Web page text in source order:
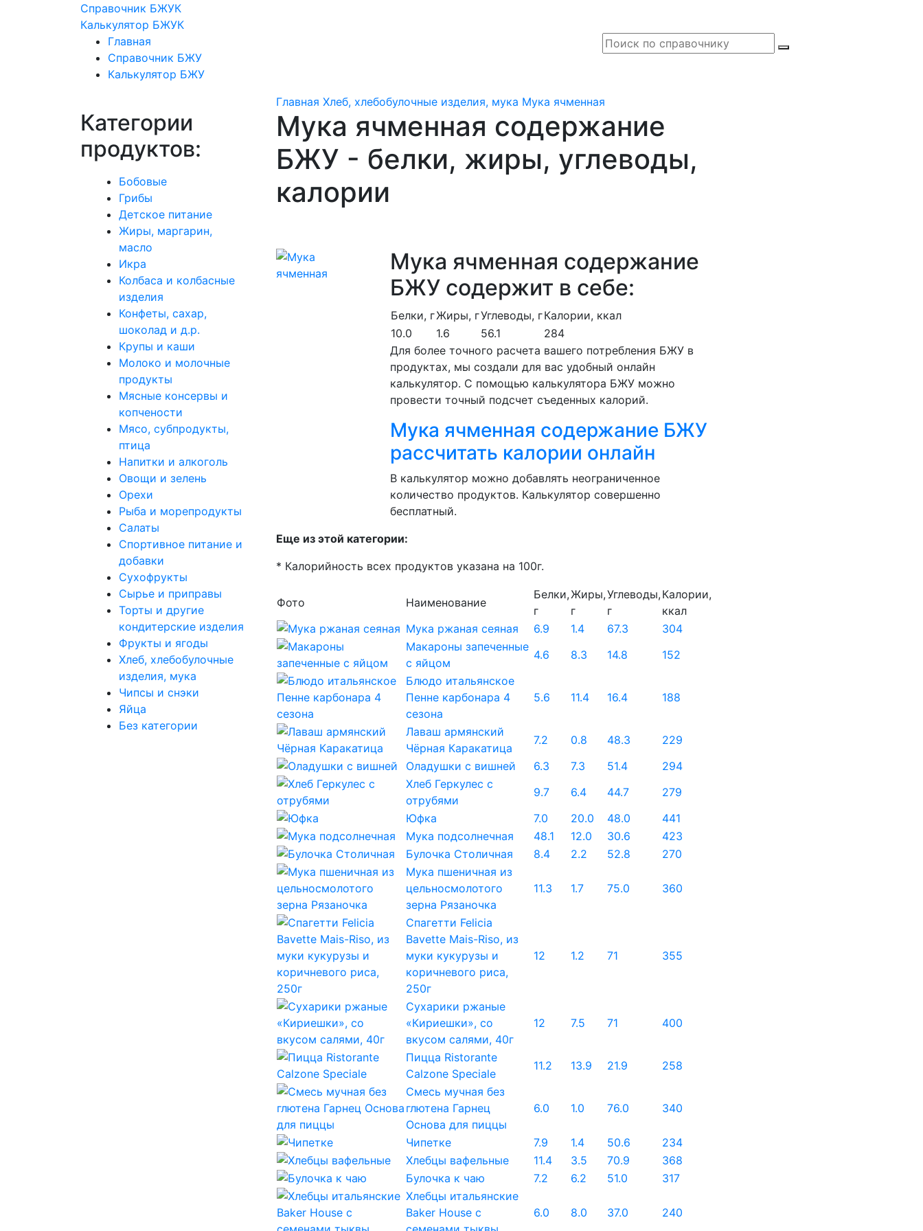
Справочник БЖУК
Калькулятор БЖУК
Главная
Справочник БЖУ
Калькулятор БЖУ
Категории
продуктов:
Бобовые
Грибы
Детское питание
Жиры, маргарин,
масло
Икра
Колбаса и колбасные
изделия
Конфеты, сахар,
шоколад и д.р.
Крупы и каши
Молоко и молочные
продукты
Мясные консервы и
копчености
Мясо, субпродукты,
птица
Напитки и алкоголь
Овощи и зелень
Орехи
Рыба и морепродукты
Салаты
Спортивное питание и
добавки
Сухофрукты
Сырье и приправы
Торты и другие
кондитерские изделия
Фрукты и ягоды
Хлеб, хлебобулочные
изделия, мука
Чипсы и снэки
Яйца
Без категории
Главная Хлеб, хлебобулочные изделия, мука Мука ячменная
Мука ячменная содержание
БЖУ - белки, жиры, углеводы,
калории
Мука ячменная содержание
БЖУ содержит в себе:
Белки, гЖиры, гУглеводы, гКалории, ккал
10.0
1.6 56.1
284
Для более точного расчета вашего потребления БЖУ в
продуктах, мы создали для вас удобный онлайн
калькулятор. С помощью калькулятора БЖУ можно
провести точный подсчет съеденных калорий.
Мука ячменная содержание БЖУ
рассчитать калории онлайн
В калькулятор можно добавлять неограниченное
количество продуктов. Калькулятор совершенно
бесплатный.
Еще из этой категории:
* Калорийность всех продуктов указана на 100г.
Фото Наименование
Белки,
г
Жиры,
г
Углеводы,
г
Калории,
ккал
Мука ржаная сеяная
6.9 1.4 67.3
304
Макароны запеченные
с яйцом
4.6 8.3 14.8
152
Блюдо итальянское
Пенне карбонара 4
сезона
5.6 11.4 16.4 188
Лаваш армянский
Чёрная Каракатица
7.2 0.8 48.3
229
Оладушки с вишней
6.3 7.3 51.4
294
Хлеб Геркулес с
отрубями
9.7 6.4 44.7
279
Юфка
7.0 20.0 48.0
441
Мука подсолнечная
48.1 12.0 30.6
423
Булочка Столичная
8.4 2.2 52.8
270
Мука пшеничная из
цельносмолотого
зерна Рязаночка
11.3 1.7 75.0 360
Спагетти Felicia
Bavette Mais-Riso, из
муки кукурузы и
коричневого риса,
250г
12 1.2 71 355
Сухарики ржаные
«Кириешки», со
вкусом салями, 40г
12 7.5 71 400
Пицца Ristorante
Calzone Speciale
11.2 13.9 21.9
258
Смесь мучная без
глютена Гарнец
Основа для пиццы
6.0 1.0 76.0 340
Чипетке 7.9 1.4 50.6
234
Хлебцы вафельные
11.4 3.5 70.9
368
Булочка к чаю
7.2 6.2 51.0
317
Хлебцы итальянские
Baker House с
6.0 8.0 37.0 240